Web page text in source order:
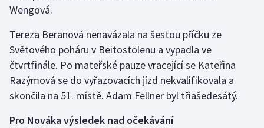
Olympijské hry
Parasport
Plavání
Plážový volejbal
Ragby
Wengová.
Tereza Beranová nenavázala na šestou příčku ze
Světového poháru v Beitostölenu a vypadla ve
čtvrtfinále. Po mateřské pauze vracející se Kateřina
Razýmová se do vyřazovacích jízd nekvalifikovala a
skončila na 51. místě. Adam Fellner byl třiašedesátý.
Pro Nováka výsledek nad očekávání